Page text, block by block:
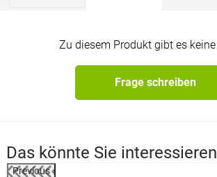
Zu diesem Produkt gibt es
Frage schreiben
Das könnte Sie interessieren
Previous